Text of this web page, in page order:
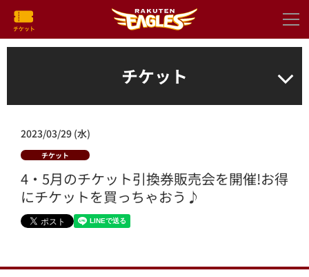
チケット
2023/03/29 (水)
チケット
4・5月のチケット引換券販売会を開催!お得
にチケットを買っちゃおう♪